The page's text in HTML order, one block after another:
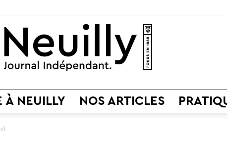
Neuilly
À NEUILLY NOS ARTICLES